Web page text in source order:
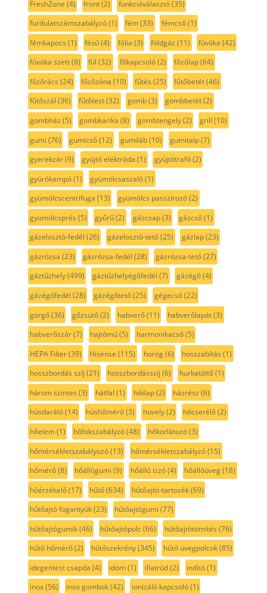
FreshZone (4) front(2) funkcióválasztó(35)
furdulatszámszabályzó(1) fém(33) fémcső(1)
fémkapocs (1) fésű(4) fólia (3) földgáz (11) fúvóka (42)
fúvóka szett(8) fül (32) főkapcsoló(2) főzőlap(64)
főzőrács (24) főzőzóna (10) fűtés (25) fűtőbetét(46)
fűtőszál (36) fűtőtest(32) gomb(3) gombbetét(2)
gombház (5) gombkarika (8) gombtengely(2) grill (10)
gumi (76) gumicső(12) gumiláb(10) gumitalp(7)
gyerekzár(9) gyújtó elektróda (1) gyújtótrafó(2)
gyúrókampó(1) gyümölcsaszaló(1)
gyümölcscentrifuga (13) gyümölcs passzírozó(2)
gyümölcsprés (5) gyűrű(2) gázcsap(3) gázcső(1)
gázelosztó-fedél (26) gázelosztó-tető(25) gázlap(23)
gázrózsa (23) gázrózsa-fedél (28) gázrózsa-tető(27)
gáztűzhely(499) gáztűzhelyégőfedél (7) gázégő(4)
gázégőfedél (28) gázégőtető(25) gégecső(22)
görgő(36) gőzsütő(2) habverő(11) habverőlapát(3)
habverőszár(7) hajtómű(5) harmonikacső(5)
HEPA Filter(39) Hisense (115) horog(6) hosszabítás (1)
hosszbordás szíj (21) hosszbordásszíj (6) hurkatöltő(1)
három szintes (3) hátfal (1) hátlap(2) házrész (6)
húsdaráló(14) húshőmérő(3) hüvely(2) hőcserélő(2)
hőelem(1) hőfokszabályzó(48) hőkorlátozó(3)
hőmérsékletszabályozó(13) hőmérsékletszabályzó(15)
hőmérő(8) hőállógumi (9) hőálló izzó(4) hőállóüveg(18)
hőérzékelő(17) hűtő(634) hűtőajtó-tartozék(69)
hűtőajtó fogantyúk(23) hűtőajtógumi (77)
hűtőajtógumik(46) hűtőajtópolc(66) hűtőajtótömítés (76)
hűtő hőmérő(2) hűtőszekrény(345) hűtő üvegpolcok(85)
idegentest csapda (4) idom(1) illatrúd(2) indító(1)
inox(56) inox gombok(42) ionizáló kapcsoló(1)